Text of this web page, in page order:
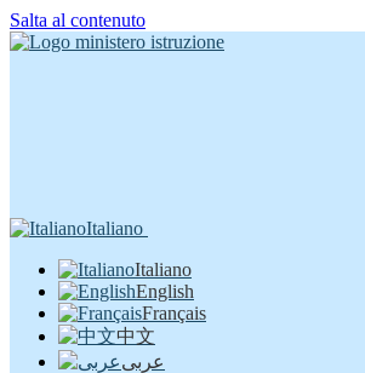
Salta al contenuto
Italiano
Italiano
English
Français
中文
عربى